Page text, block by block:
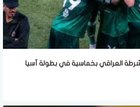
العراقي بخماسية في بطولة آسيا